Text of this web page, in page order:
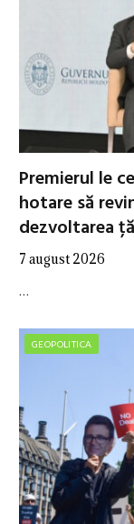
Premierul le
hotare să
dezvoltarea
7 august 2026
…
GEOPOLITICA